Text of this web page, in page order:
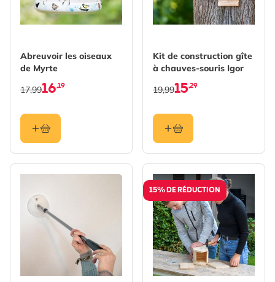
Abreuvoir les oiseaux
de Myrte
16,19
17,99
Kit de construction gîte
à chauves-souris Igor
15,29
19,99
15% DE RÉDUCTION